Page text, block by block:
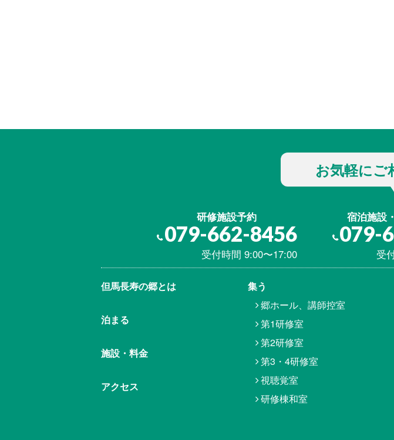
お気軽にご
研修施設予約
079-662-8456
受付時間 9:00〜17:00
宿泊施設
079-
受
但馬⾧寿の郷とは
泊まる
施設・料金
アクセス
集う
郷ホール、講師控室
第1研修室
第2研修室
第3・4研修室
視聴覚室
研修棟和室